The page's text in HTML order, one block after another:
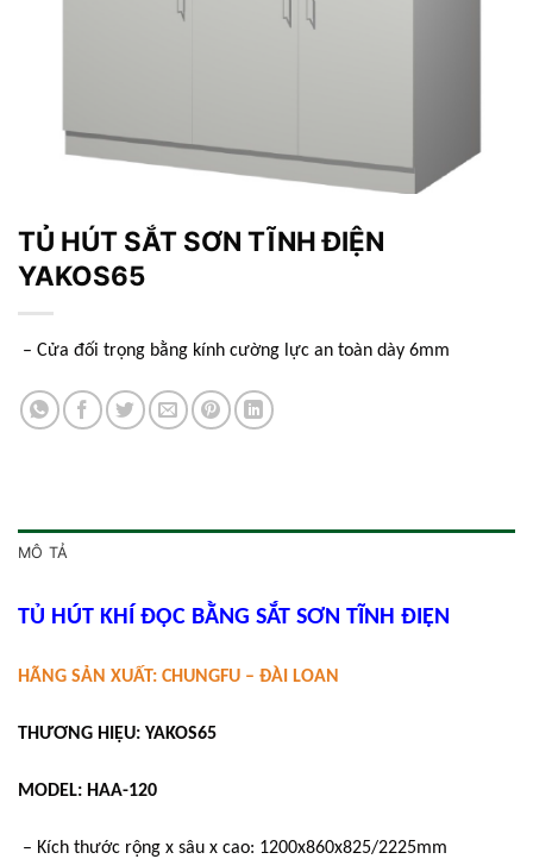
TỦ HÚT SẮT SƠN TĨNH ĐIỆN
YAKOS65
– Cửa đối trọng bằng kính cường lực an toàn dày 6mm
MÔ TẢ
TỦ HÚT KHÍ ĐỘC BẰNG SẮT SƠN TĨNH ĐIỆN
HÃNG SẢN XUẤT: CHUNGFU – ĐÀI LOAN
THƯƠNG HIỆU: YAKOS65
MODEL: HAA-120
– Kích thước rộng x sâu x cao: 1200x860x825/2225mm